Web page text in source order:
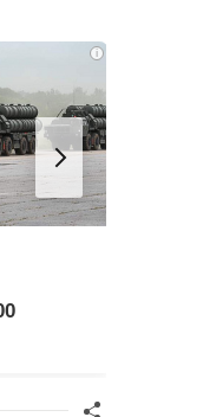
i